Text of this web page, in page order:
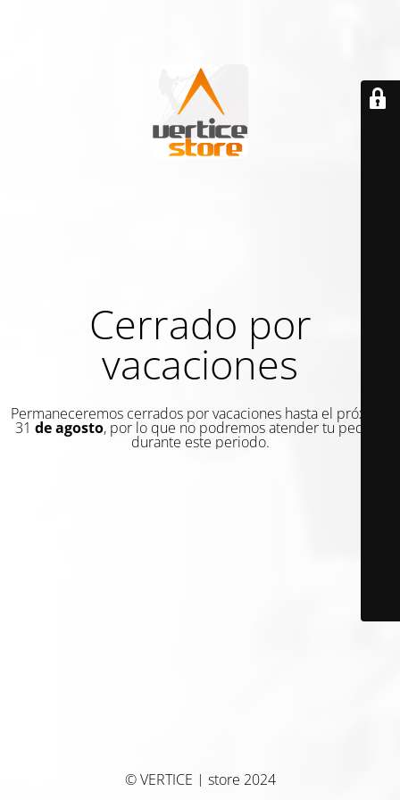
Cerrado por
vacaciones
Permaneceremos cerrados por vacaciones hasta el próximo
31 de agosto, por lo que no podremos atender tu pedido
durante este periodo.
© VERTICE | store 2024